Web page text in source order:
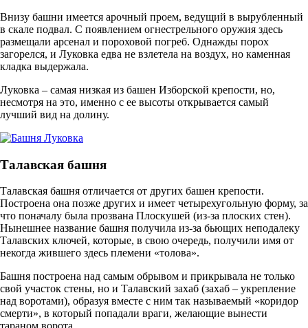
Внизу башни имеется арочный проем, ведущий в вырубленный
в скале подвал. С появлением огнестрельного оружия здесь
размещали арсенал и пороховой погреб. Однажды порох
загорелся, и Луковка едва не взлетела на воздух, но каменная
кладка выдержала.
Луковка – самая низкая из башен Изборской крепости, но,
несмотря на это, именно с ее высоты открывается самый
лучший вид на долину.
Талавская башня
Талавская башня отличается от других башен крепости.
Построена она позже других и имеет четырехугольную форму, за
что поначалу была прозвана Плоскушей (из-за плоских стен).
Нынешнее название башня получила из-за бьющих неподалеку
Талавских ключей, которые, в свою очередь, получили имя от
некогда жившего здесь племени «толова».
Башня построена над самым обрывом и прикрывала не только
свой участок стены, но и Талавский захаб (захаб – укрепление
над воротами), образуя вместе с ним так называемый «коридор
смерти», в который попадали враги, желающие вынести